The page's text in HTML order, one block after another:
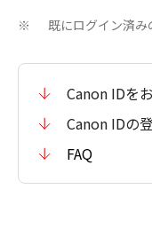
※ 既にログイン済み
Canon IDを
Canon IDの
FAQ